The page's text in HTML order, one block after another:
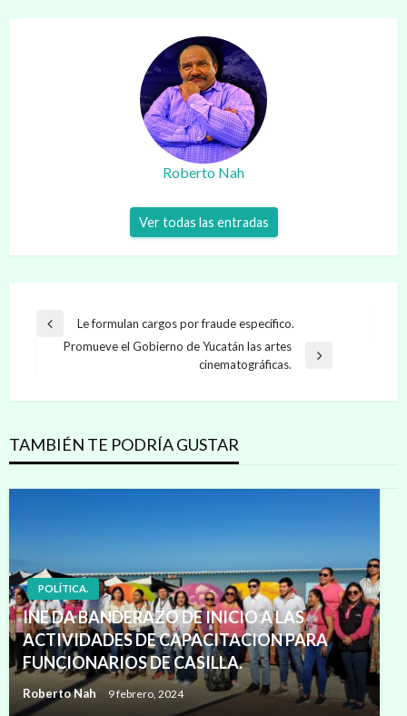
Roberto Nah
Ver todas las entradas
Navegación
Entrada
anterior
Le formulan cargos por fraude específico.
Promueve el Gobierno de Yucatán las artes
cinematográficas.
TAMBIÉN TE PODRÍA GUSTAR
POLÍTICA.
INE DA BANDERAZO DE INICIO A LAS
ACTIVIDADES DE CAPACITACION PARA
FUNCIONARIOS DE CASILLA.
Roberto Nah 9 febrero, 2024